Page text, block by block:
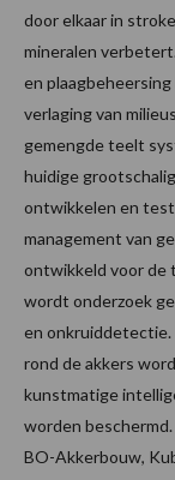
door elkaar in
mineralen
en
verlaging van
gemengde teelt
huidige
ontwikkelen en
management van
ontwikkeld voor de
wordt onderzoek
en onkruiddetectie.
rond de akkers
kunstmatige
worden
BO-Akkerbouw,